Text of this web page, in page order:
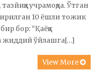
учрамоқда. Ўтган
10 ёшли тожик
бор: “Қаёққа
жиддий ўйлашга[…]
View More